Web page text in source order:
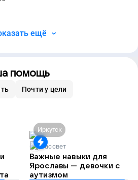
ещё
помощь
Почти у цели
Иркутск
Рассвет
Важные навыки для
Ярославы — девочки с
аутизмом